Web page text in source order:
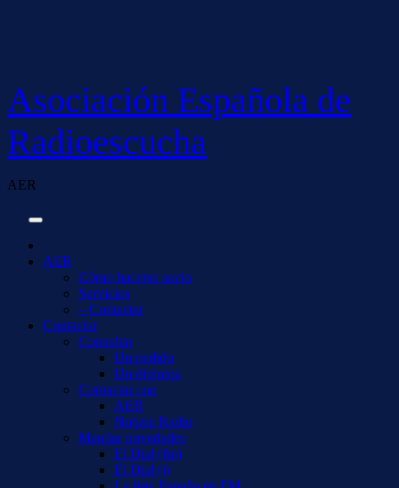
Asociación Española de
Radioescucha
AER
AER
Cómo hacerse socio
Servicios
– Contactar
Contactar
Consultar
Un pedido
Un diploma
Contactar con
AER
Notizie Radio
Mandar novedades
El Dial (fm)
El Dial (i)